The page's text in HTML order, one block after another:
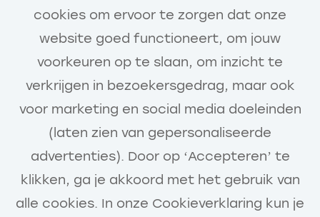
cookies om ervoor te zorgen dat onze
website goed functioneert, om jouw
voorkeuren op te slaan, om inzicht te
verkrijgen in bezoekersgedrag, maar ook
voor marketing en social media doeleinden
(laten zien van gepersonaliseerde
advertenties). Door op ‘Accepteren’ te
klikken, ga je akkoord met het gebruik van
alle cookies. In onze Cookieverklaring kun je
Achternaam
E-mailadres
Stel een job alert in en wij houden je
automatisch op de hoogte van
nieuwe relevante vacatures.
Stel job alert in (1/2)